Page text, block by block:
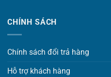
CHÍNH SÁCH
Chính sách đổi trả hàng
Hỗ trợ khách hàng